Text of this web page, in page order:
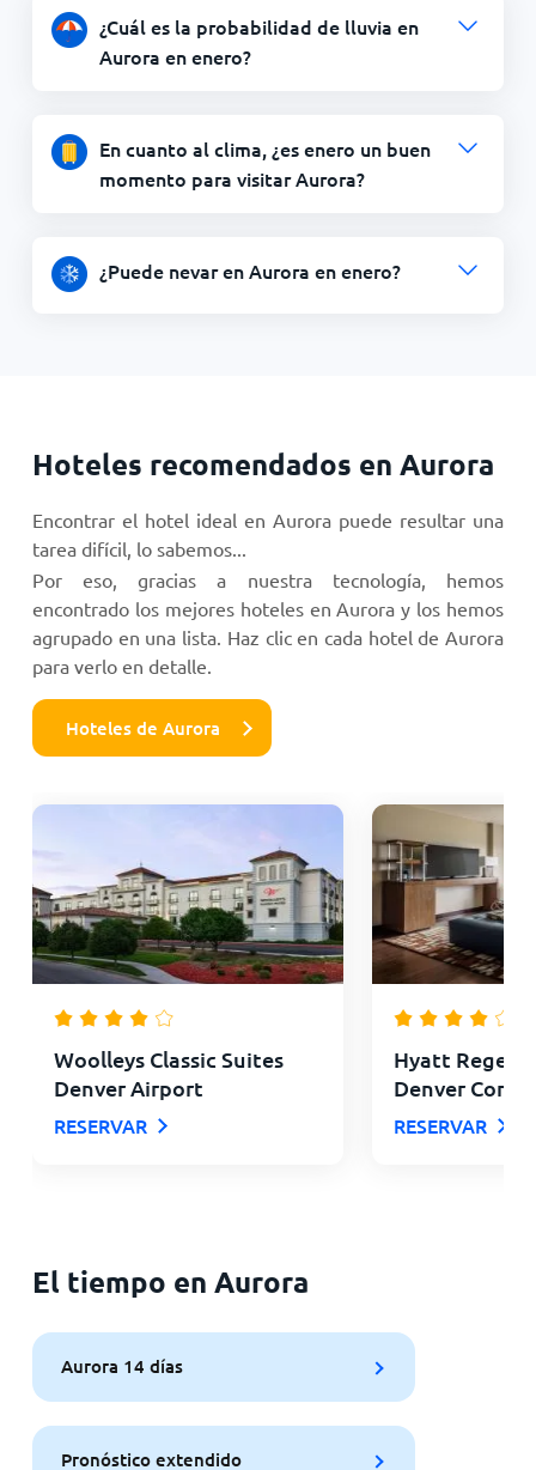
¿Cuál es la probabilidad de lluvia en
Aurora en enero?
En cuanto al clima, ¿es enero un buen
momento para visitar Aurora?
¿Puede nevar en Aurora en enero?
Hoteles recomendados en Aurora
Encontrar el hotel ideal en Aurora puede resultar una
tarea difícil, lo sabemos...
Por eso, gracias a nuestra tecnología, hemos
encontrado los mejores hoteles en Aurora y los hemos
agrupado en una lista. Haz clic en cada hotel de Aurora
para verlo en detalle.
Hoteles de Aurora
Woolleys Classic Suites
Denver Airport
RESERVAR
Hyatt
Denver
RESERVAR
El tiempo en Aurora
Aurora 14 días
Pronóstico extendido